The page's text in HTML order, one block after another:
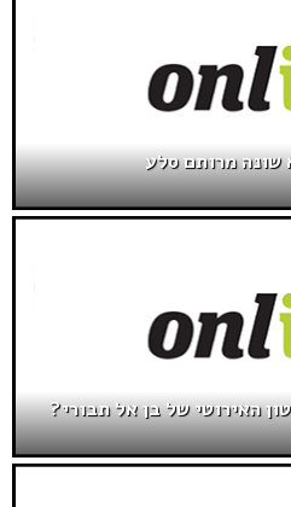
שונה מרותם סלע
האירוטי של בן אל תבורי?